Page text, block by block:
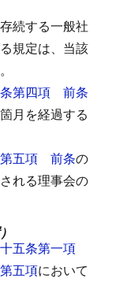
続する一般社
規定は、当該
第四項
前条
月を経過する
五項 前条の
れる理事会の
五条第一項
五項において